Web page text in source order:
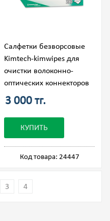
Салфетки безворсовые
Kimtech-kimwipes для
очистки волоконно-
оптических коннекторов
3 000 тг.
КУПИТЬ
Код товара: 24447
3 4